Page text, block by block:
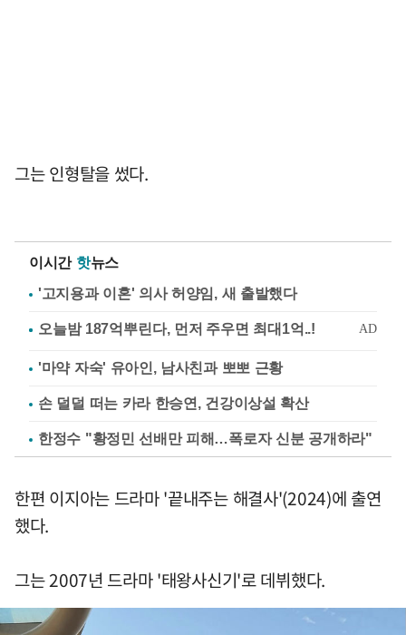
그는 인형탈을 썼다.
이시간 핫뉴스
'고지용과 이혼' 의사 허양임, 새 출발했다
'마약 자숙' 유아인, 남사친과 뽀뽀 근황
손 덜덜 떠는 카라 한승연, 건강이상설 확산
한정수 "황정민 선배만 피해…폭로자 신분 공개하라"
한편 이지아는 드라마 '끝내주는 해결사'(2024)에 출연
했다.
그는 2007년 드라마 '태왕사신기'로 데뷔했다.